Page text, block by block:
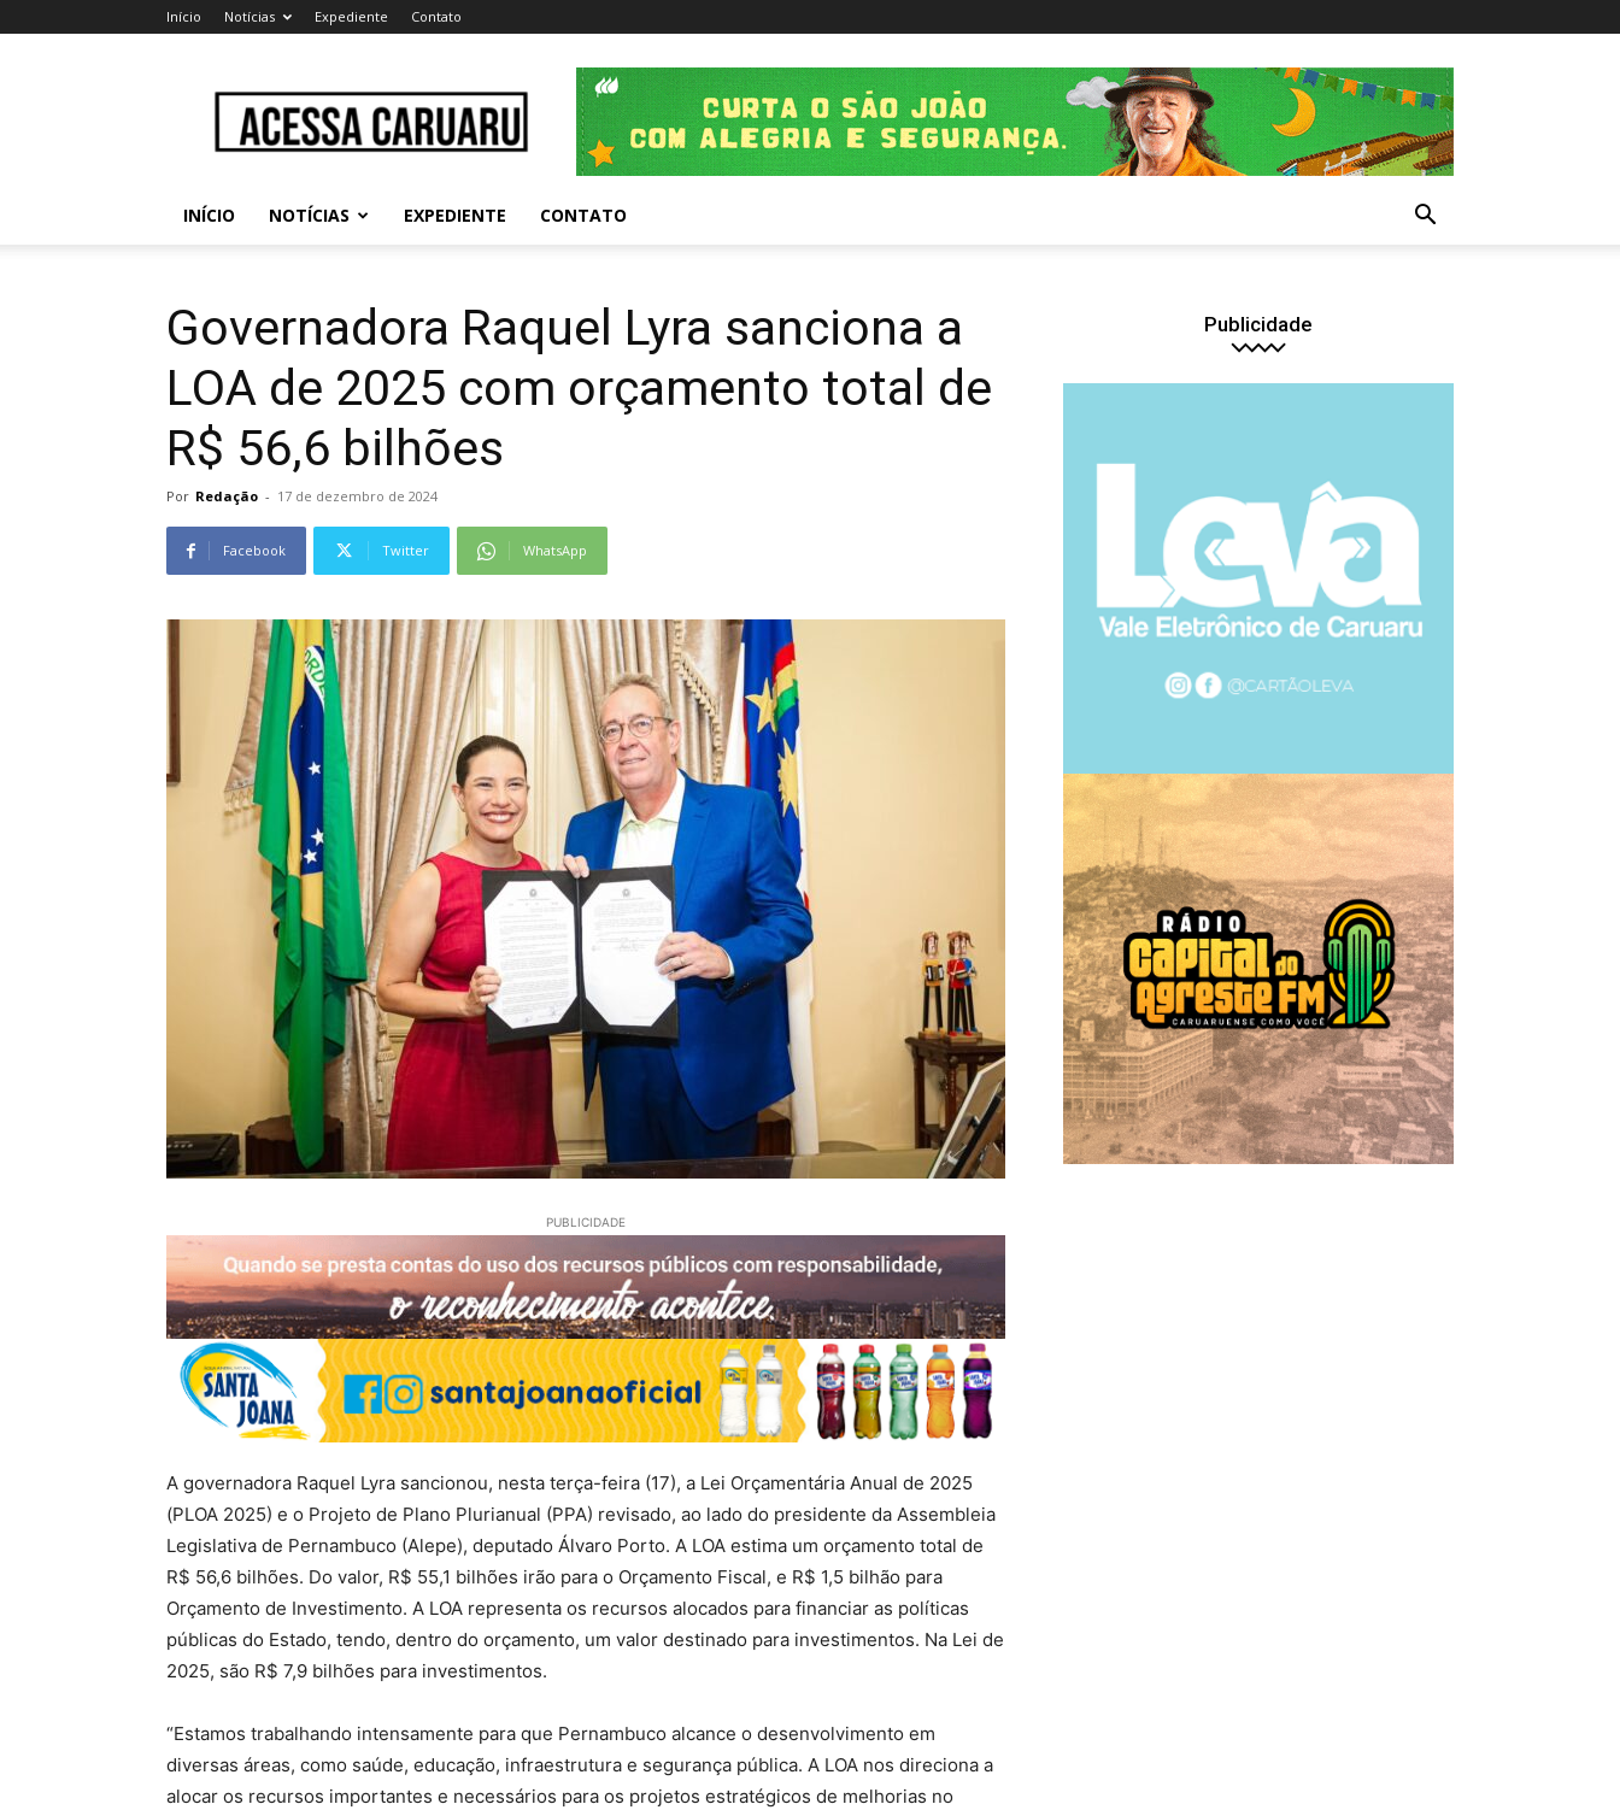
Início Notícias Expediente Contato
Caruaru
INÍCIO NOTÍCIAS EXPEDIENTE CONTATO
Governadora Raquel Lyra sanciona a
LOA de 2025 com orçamento total de
R$ 56,6 bilhões
Por Redação - 17 de dezembro de 2024
Facebook Twitter WhatsApp
PUBLICIDADE
A governadora Raquel Lyra sancionou, nesta terça-feira (17), a Lei Orçamentária Anual de 2025
(PLOA 2025) e o Projeto de Plano Plurianual (PPA) revisado, ao lado do presidente da Assembleia
Legislativa de Pernambuco (Alepe), deputado Álvaro Porto. A LOA estima um orçamento total de
R$ 56,6 bilhões. Do valor, R$ 55,1 bilhões irão para o Orçamento Fiscal, e R$ 1,5 bilhão para
Orçamento de Investimento. A LOA representa os recursos alocados para financiar as políticas
públicas do Estado, tendo, dentro do orçamento, um valor destinado para investimentos. Na Lei de
2025, são R$ 7,9 bilhões para investimentos.
“Estamos trabalhando intensamente para que Pernambuco alcance o desenvolvimento em
diversas áreas, como saúde, educação, infraestrutura e segurança pública. A LOA nos direciona a
alocar os recursos importantes e necessários para os projetos estratégicos de melhorias no
Publicidade